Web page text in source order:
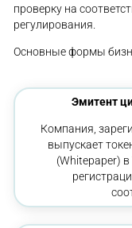
проверку на
регулирования.
Основные формы
Эмитент
Компания,
выпускает
(Whitepaper)